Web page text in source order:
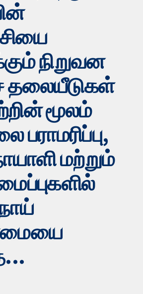
நிறுவன
தலையீடுகள்
மூலம்
பராமரிப்பு,
மற்றும்